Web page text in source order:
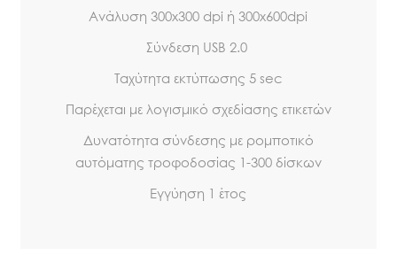
Ανάλυση 300x300 dpi ή 300x600dpi
Σύνδεση USB 2.0
Ταχύτητα εκτύπωσης 5 sec
Παρέχεται με λογισμικό σχεδίασης ετικετών
Δυνατότητα σύνδεσης με ρομποτικό
αυτόματης τροφοδοσίας 1-300 δίσκων
Εγγύηση 1 έτος